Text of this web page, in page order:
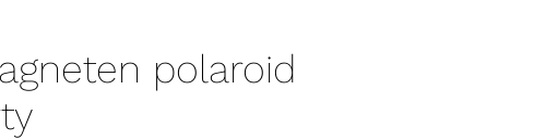
polaroid